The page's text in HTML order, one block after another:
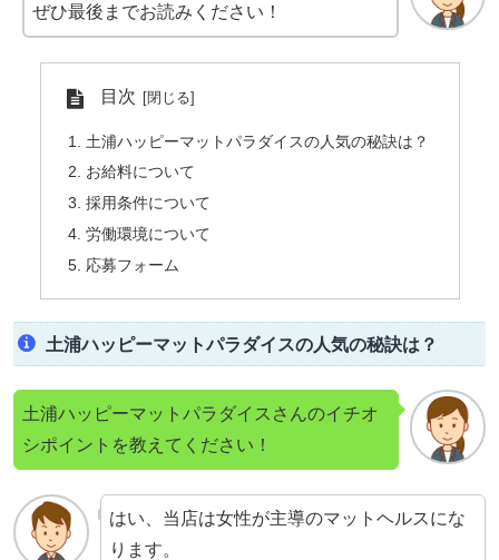
ぜひ最後までお読みください！
目次
土浦ハッピーマットパラダイスの人気の秘訣は？
お給料について
採用条件について
労働環境について
応募フォーム
土浦ハッピーマットパラダイスの人気の秘訣は？
土浦ハッピーマットパラダイスさんのイチオ
シポイントを教えてください！
はい、当店は女性が主導のマットヘルスにな
ります。